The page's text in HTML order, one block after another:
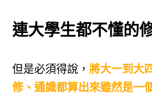
連大學生都不懂的
但是必須得說， 將大一到大
修、通識都算出來雖然是一